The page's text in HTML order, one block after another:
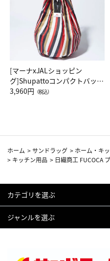
[マーナxJALショッピン
グ]Shupattoコンパクトバッグ
Drop JAL客室乗務員（LC）ス
3,960円 （税込）
ホーム >サンドラッグ > ホーム・キ
> キッチン用品 > 日繊商工 FUCOCA
カテゴリを選ぶ
ジャンルを選ぶ